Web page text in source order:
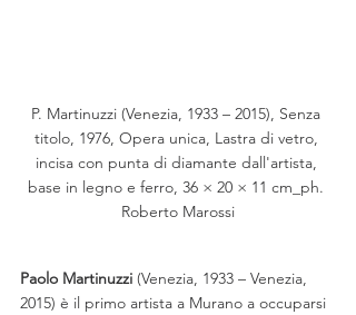
P. Martinuzzi (Venezia, 1933 – 2015), Senza
titolo, 1976, Opera unica, Lastra di vetro,
incisa con punta di diamante dall'artista,
base in legno e ferro, 36 × 20 × 11 cm_ph.
Roberto Marossi
Paolo Martinuzzi (Venezia, 1933 – Venezia,
2015) è il primo artista a Murano a occuparsi